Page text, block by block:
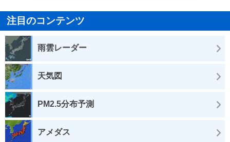
注目のコンテンツ
雨雲レーダー
天気図
PM2.5分布予測
アメダス